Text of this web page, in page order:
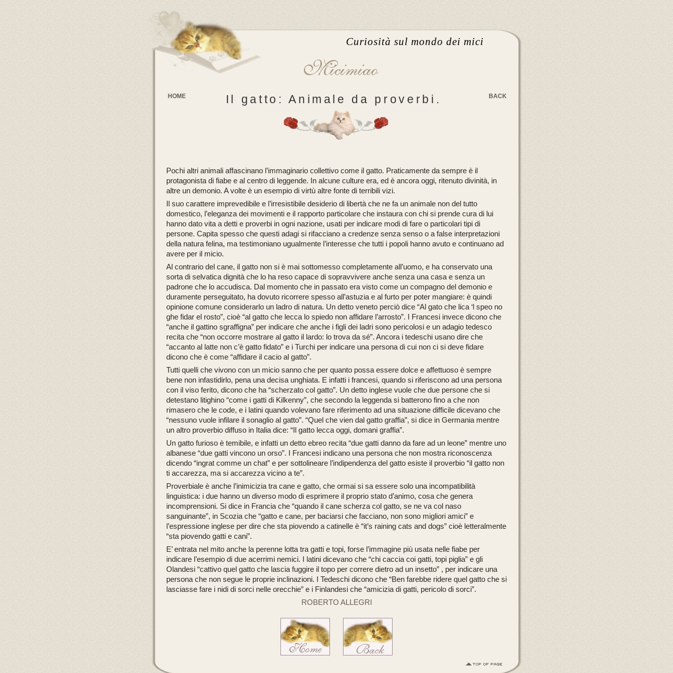
Curiosità sul mondo dei mici
HOME BACK
Il gatto: Animale da proverbi.
Pochi altri animali affascinano l’immaginario collettivo come il gatto. Praticamente da sempre è il
protagonista di fiabe e al centro di leggende. In alcune culture era, ed è ancora oggi, ritenuto divinità, in
altre un demonio. A volte è un esempio di virtù altre fonte di terribili vizi.
Il suo carattere imprevedibile e l’irresistibile desiderio di libertà che ne fa un animale non del tutto
domestico, l’eleganza dei movimenti e il rapporto particolare che instaura con chi si prende cura di lui
hanno dato vita a detti e proverbi in ogni nazione, usati per indicare modi di fare o particolari tipi di
persone. Capita spesso che questi adagi si rifacciano a credenze senza senso o a false interpretazioni
della natura felina, ma testimoniano ugualmente l’interesse che tutti i popoli hanno avuto e continuano ad
avere per il micio.
Al contrario del cane, il gatto non si è mai sottomesso completamente all’uomo, e ha conservato una
sorta di selvatica dignità che lo ha reso capace di sopravvivere anche senza una casa e senza un
padrone che lo accudisca. Dal momento che in passato era visto come un compagno del demonio e
duramente perseguitato, ha dovuto ricorrere spesso all’astuzia e al furto per poter mangiare: è quindi
opinione comune considerarlo un ladro di natura. Un detto veneto perciò dice “Al gato che lica ‘l speo no
ghe fidar el rosto”, cioè “al gatto che lecca lo spiedo non affidare l’arrosto”. I Francesi invece dicono che
“anche il gattino sgraffigna” per indicare che anche i figli dei ladri sono pericolosi e un adagio tedesco
recita che “non occorre mostrare al gatto il lardo: lo trova da sé”. Ancora i tedeschi usano dire che
“accanto al latte non c’è gatto fidato” e i Turchi per indicare una persona di cui non ci si deve fidare
dicono che è come “affidare il cacio al gatto”.
Tutti quelli che vivono con un micio sanno che per quanto possa essere dolce e affettuoso è sempre
bene non infastidirlo, pena una decisa unghiata. E infatti i francesi, quando si riferiscono ad una persona
con il viso ferito, dicono che ha “scherzato col gatto”. Un detto inglese vuole che due persone che si
detestano litighino “come i gatti di Kilkenny”, che secondo la leggenda si batterono fino a che non
rimasero che le code, e i latini quando volevano fare riferimento ad una situazione difficile dicevano che
“nessuno vuole infilare il sonaglio al gatto”. “Quel che vien dal gatto graffia”, si dice in Germania mentre
un altro proverbio diffuso in Italia dice: “Il gatto lecca oggi, domani graffia”.
Un gatto furioso è temibile, e infatti un detto ebreo recita “due gatti danno da fare ad un leone” mentre uno
albanese “due gatti vincono un orso”. I Francesi indicano una persona che non mostra riconoscenza
dicendo “ingrat comme un chat” e per sottolineare l’indipendenza del gatto esiste il proverbio “il gatto non
ti accarezza, ma si accarezza vicino a te”.
Proverbiale è anche l’inimicizia tra cane e gatto, che ormai si sa essere solo una incompatibilità
linguistica: i due hanno un diverso modo di esprimere il proprio stato d’animo, cosa che genera
incomprensioni. Si dice in Francia che “quando il cane scherza col gatto, se ne va col naso
sanguinante”, in Scozia che “gatto e cane, per baciarsi che facciano, non sono migliori amici” e
l’espressione inglese per dire che sta piovendo a catinelle è “it’s raining cats and dogs” cioè letteralmente
“sta piovendo gatti e cani”.
E’ entrata nel mito anche la perenne lotta tra gatti e topi, forse l’immagine più usata nelle fiabe per
indicare l’esempio di due acerrimi nemici. I latini dicevano che “chi caccia coi gatti, topi piglia” e gli
Olandesi “cattivo quel gatto che lascia fuggire il topo per correre dietro ad un insetto” , per indicare una
persona che non segue le proprie inclinazioni. I Tedeschi dicono che “Ben farebbe ridere quel gatto che si
lasciasse fare i nidi di sorci nelle orecchie” e i Finlandesi che “amicizia di gatti, pericolo di sorci”.
ROBERTO ALLEGRI